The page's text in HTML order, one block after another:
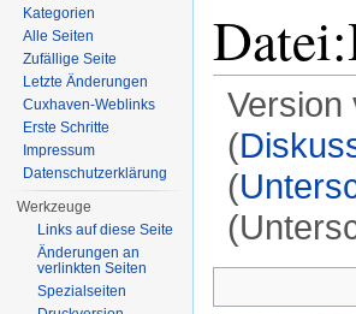
Version
(
(
Kategorien
Alle Seiten
Zufällige Seite
Letzte Änderungen
Cuxhaven-Weblinks
Erste Schritte
Impressum
Datenschutzerklärung
Werkzeuge
Links auf diese Seite
Änderungen an
verlinkten Seiten
Spezialseiten